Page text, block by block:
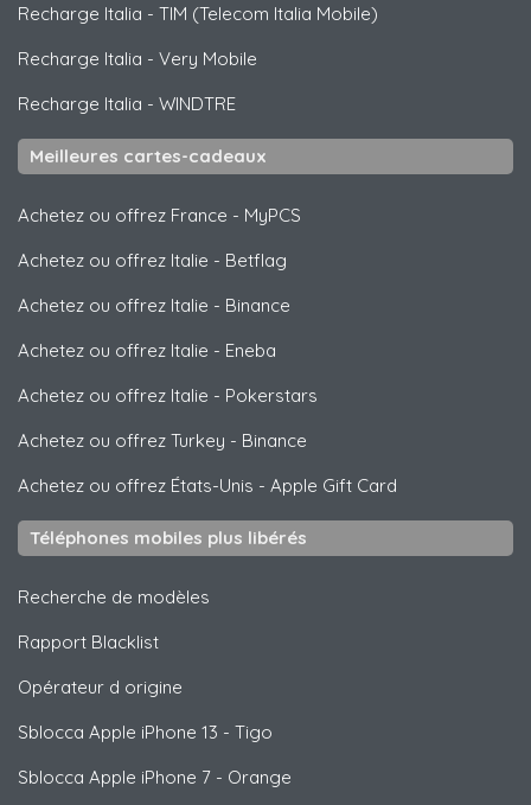
Recharge Italia - TIM (Telecom Italia Mobile)
Recharge Italia - Very Mobile
Recharge Italia - WINDTRE
Meilleures cartes-cadeaux
Achetez ou offrez France - MyPCS
Achetez ou offrez Italie - Betflag
Achetez ou offrez Italie - Binance
Achetez ou offrez Italie - Eneba
Achetez ou offrez Italie - Pokerstars
Achetez ou offrez Turkey - Binance
Achetez ou offrez États-Unis - Apple Gift Card
Téléphones mobiles plus libérés
Recherche de modèles
Rapport Blacklist
Opérateur d origine
Sblocca Apple iPhone 13 - Tigo
Sblocca Apple iPhone 7 - Orange